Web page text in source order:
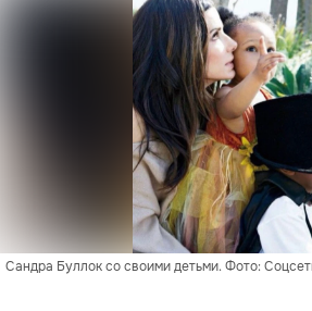
Сандра Буллок со своими детьми. Фото: